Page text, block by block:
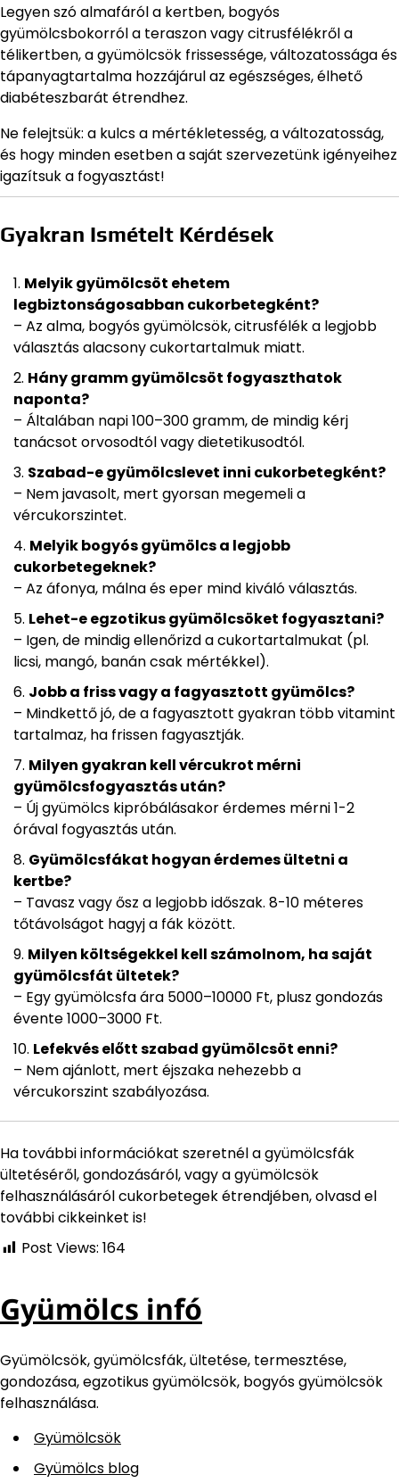
Legyen szó almafáról a kertben, bogyós
gyümölcsbokorról a teraszon vagy citrusfélékről a
télikertben, a gyümölcsök frissessége, változatossága és
tápanyagtartalma hozzájárul az egészséges, élhető
diabéteszbarát étrendhez.
Ne felejtsük: a kulcs a mértékletesség, a változatosság,
és hogy minden esetben a saját szervezetünk igényeihez
igazítsuk a fogyasztást!
Gyakran Ismételt Kérdések
Melyik gyümölcsöt ehetem
legbiztonságosabban cukorbetegként?
– Az alma, bogyós gyümölcsök, citrusfélék a legjobb
választás alacsony cukortartalmuk miatt.
Hány gramm gyümölcsöt fogyaszthatok
naponta?
– Általában napi 100–300 gramm, de mindig kérj
tanácsot orvosodtól vagy dietetikusodtól.
Szabad-e gyümölcslevet inni cukorbetegként?
– Nem javasolt, mert gyorsan megemeli a
vércukorszintet.
Melyik bogyós gyümölcs a legjobb
cukorbetegeknek?
– Az áfonya, málna és eper mind kiváló választás.
Lehet-e egzotikus gyümölcsöket fogyasztani?
– Igen, de mindig ellenőrizd a cukortartalmukat (pl.
licsi, mangó, banán csak mértékkel).
Jobb a friss vagy a fagyasztott gyümölcs?
– Mindkettő jó, de a fagyasztott gyakran több vitamint
tartalmaz, ha frissen fagyasztják.
Milyen gyakran kell vércukrot mérni
gyümölcsfogyasztás után?
– Új gyümölcs kipróbálásakor érdemes mérni 1-2
órával fogyasztás után.
Gyümölcsfákat hogyan érdemes ültetni a
kertbe?
– Tavasz vagy ősz a legjobb időszak. 8-10 méteres
tőtávolságot hagyj a fák között.
Milyen költségekkel kell számolnom, ha saját
gyümölcsfát ültetek?
– Egy gyümölcsfa ára 5000–10000 Ft, plusz gondozás
évente 1000–3000 Ft.
Lefekvés előtt szabad gyümölcsöt enni?
– Nem ajánlott, mert éjszaka nehezebb a
vércukorszint szabályozása.
Ha további információkat szeretnél a gyümölcsfák
ültetéséről, gondozásáról, vagy a gyümölcsök
felhasználásáról cukorbetegek étrendjében, olvasd el
további cikkeinket is!
Post Views: 164
Gyümölcs infó
Gyümölcsök, gyümölcsfák, ültetése, termesztése,
gondozása, egzotikus gyümölcsök, bogyós gyümölcsök
felhasználása.
Gyümölcsök
Gyümölcs blog